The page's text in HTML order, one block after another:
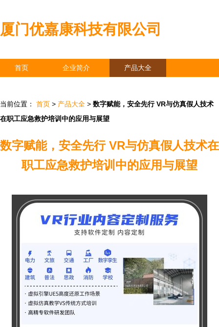
厦门优嘉康科技有限公司
首页 企业简介 产品大全
当前位置： 首页 > 产品大全 > 数字赋能，安全先行 VR与仿真假人技术
在职工应急救护培训中的应用与展望
数字赋能，安全先行 VR与仿真假人技术在
职工应急救护培训中的应用与展望